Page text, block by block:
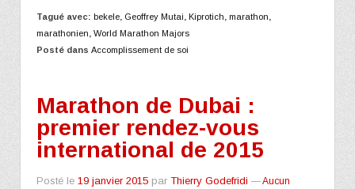
Tagué avec: bekele Geoffrey Mutai Kiprotich marathon
marathonien World Marathon Majors
Posté dans Accomplissement de soi
Marathon de Dubai :
premier rendez-vous
international de 2015
Posté le 19 janvier 2015 par Thierry Godefridi —Aucun